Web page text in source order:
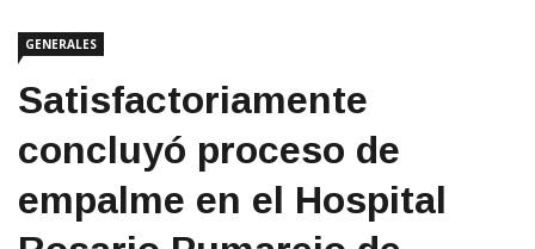
GENERALES
Satisfactoriamente
concluyó proceso de
empalme en el Hospital